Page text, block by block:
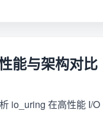
能与架构对比
io_uring 在高性能 I/O